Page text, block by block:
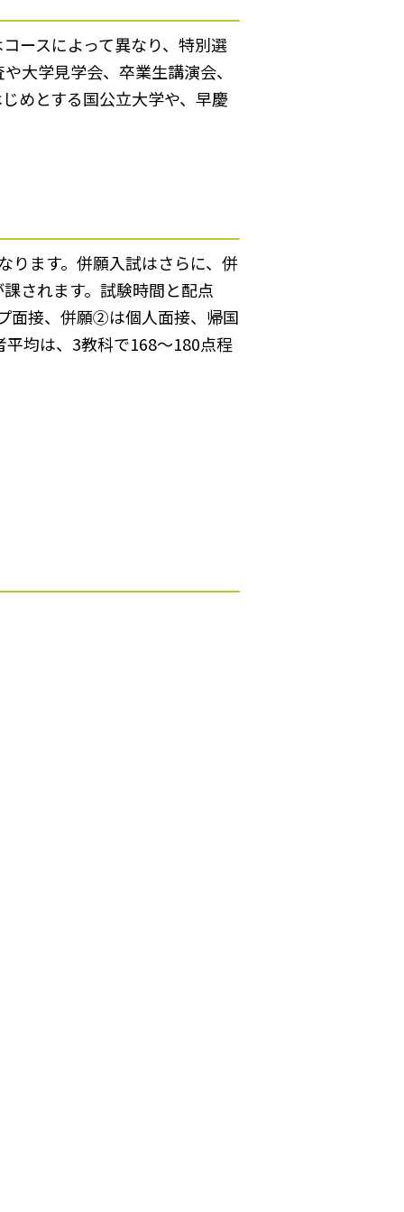
ースによって異なり、特別選
大学見学会、卒業生講演会、
めとする国公立大学や、早慶
ります。併願入試はさらに、併
されます。試験時間と配点
面接、併願②は個人面接、帰国
均は、3教科で168～180点程